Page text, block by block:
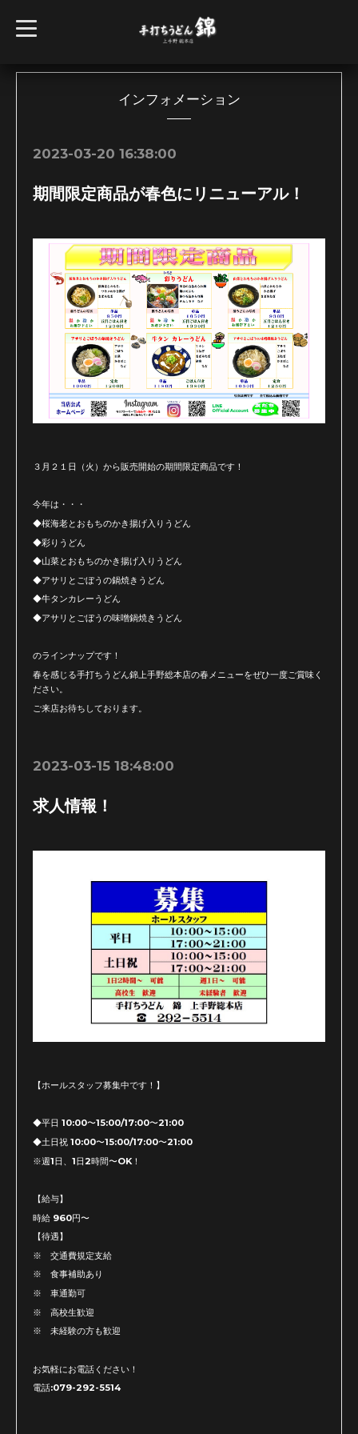
t
o
l
インフォメーション
2023-03-20 16:38:00
期間限定商品が春色にリニューアル！
３月２１日（火）から販売開始の期間限定商品です！
今年は・・・
◆桜海老とおもちのかき揚げ入りうどん
◆彩りうどん
◆山菜とおもちのかき揚げ入りうどん
◆アサリとごぼうの鍋焼きうどん
◆牛タンカレーうどん
◆アサリとごぼうの味噌鍋焼きうどん
のラインナップです！
春を感じる手打ちうどん錦上手野総本店の春メニューをぜひ一度ご賞味く
ださい。
ご来店お待ちしております。
2023-03-15 18:48:00
求人情報！
【ホールスタッフ募集中です！】
◆平日 10:00〜15:00/17:00〜21:00
◆土日祝 10:00〜15:00/17:00〜21:00
※週1日、1日2時間〜OK！
【給与】
時給 960円〜
【待遇】
※ 交通費規定支給
※ 食事補助あり
※ 車通勤可
※ 高校生歓迎
※ 未経験の方も歓迎
お気軽にお電話ください！
電話:079-292-5514